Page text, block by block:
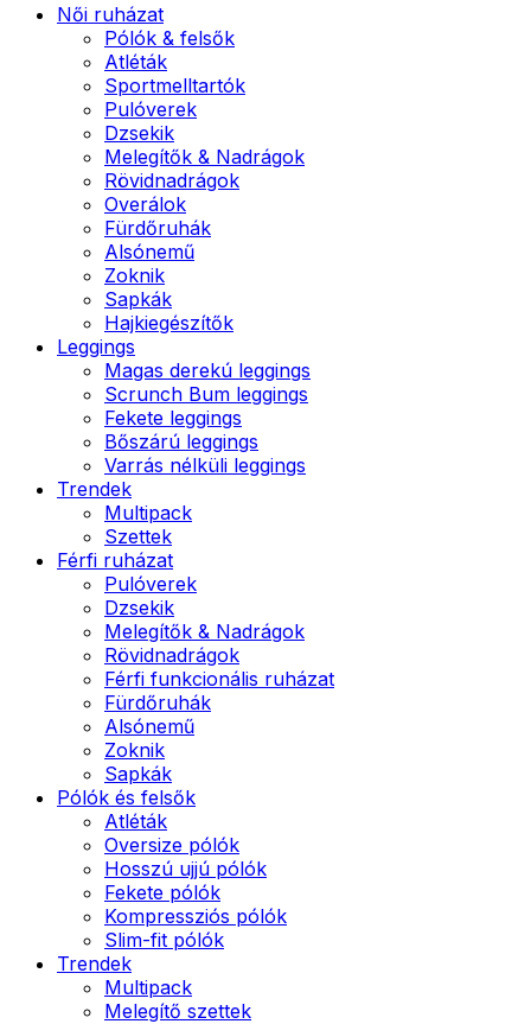
Női ruházat
Pólók & felsők
Atléták
Sportmelltartók
Pulóverek
Dzsekik
Melegítők & Nadrágok
Rövidnadrágok
Overálok
Fürdőruhák
Alsónemű
Zoknik
Sapkák
Hajkiegészítők
Leggings
Magas derekú leggings
Scrunch Bum leggings
Fekete leggings
Bőszárú leggings
Varrás nélküli leggings
Trendek
Multipack
Szettek
Férfi ruházat
Pulóverek
Dzsekik
Melegítők & Nadrágok
Rövidnadrágok
Férfi funkcionális ruházat
Fürdőruhák
Alsónemű
Zoknik
Sapkák
Pólók és felsők
Atléták
Oversize pólók
Hosszú ujjú pólók
Fekete pólók
Kompressziós pólók
Slim-fit pólók
Trendek
Multipack
Melegítő szettek